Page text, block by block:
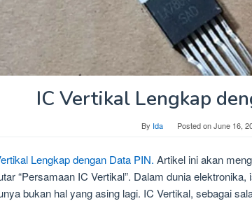
IC Vertikal Lengkap
By Ida Posted onJune 16,
Lengkap dengan Data PIN. Artikel ini akan
“Persamaan IC Vertikal”. Dalam dunia
bukan hal yang asing lagi. IC Vertikal, sebagai